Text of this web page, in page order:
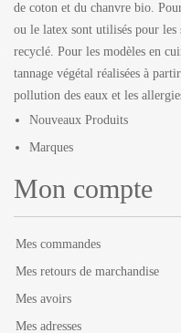
de coton et du chanvre bio.
ou le latex sont utilisés pour les
recyclé. Pour les modèles en
tannage végétal réalisées à
pollution des eaux et les
Nouveaux Produits
Marques
Mon compte
Mes commandes
Mes retours de marchandise
Mes avoirs
Mes adresses